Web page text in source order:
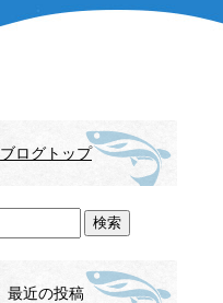
ブログトップ
最近の投稿